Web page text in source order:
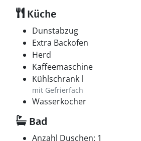
Küche
Dunstabzug
Extra Backofen
Herd
Kaffeemaschine
Kühlschrank l
mit Gefrierfach
Wasserkocher
Bad
Anzahl Duschen: 1